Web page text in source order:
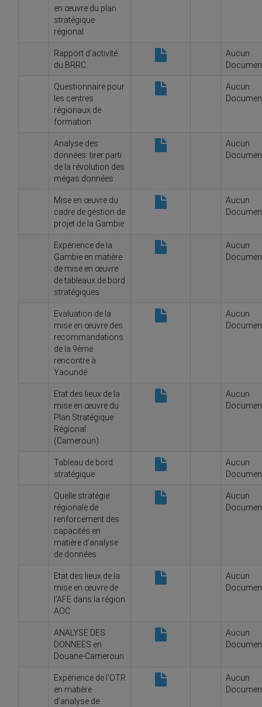
en œuvre du plan
stratégique
régional
Rapport d’activité
du BRRC
Aucun
Questionnaire pour
les centres
régionaux de
formation
Aucun
Analyse des
données: tirer parti
de la révolution des
mégas données
Aucun
Mise en œuvre du
cadre de gestion de
projet de la Gambie
Aucun
Expérience de la
Gambie en matière
de mise en œuvre
de tableaux de bord
stratégiques
Aucun
Evaluation de la
mise en œuvre des
recommandations
de la 9ème
rencontre à
Yaoundé
Aucun
Etat des lieux de la
mise en œuvre du
Plan Stratégique
Régional
(Cameroun)
Aucun
Tableau de bord
stratégique
Aucun
Quelle stratégie
régionale de
renforcement des
capacités en
matière d’analyse
de données
Aucun
Etat des lieux de la
mise en œuvre de
l'AFE dans la région
AOC
Aucun
ANALYSE DES
DONNEES en
Douane-Cameroun
Aucun
Expérience de l’OTR
en matière
d’analyse de
Aucun